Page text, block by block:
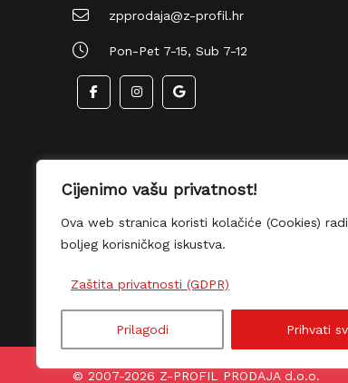
Cijenimo vašu privatnost!
Ova web stranica koristi kolačiće (Cookies) radi
pružanja boljeg korisničkog iskustva.
Zaštita privatnosti (GDPR)
Prilagodi Prihvati sve
zpprodaja@z-profil.hr
Pon-Pet 7-15, Sub 7-12
© 2007-2026 Z-PROFIL PRODAJA d.o.o.